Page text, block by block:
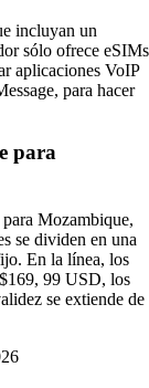
incluyan un
sólo ofrece eSIMs
aplicaciones VoIP
para hacer
para
Mozambique,
se dividen en una
En la línea, los
99 USD, los
se extiende de